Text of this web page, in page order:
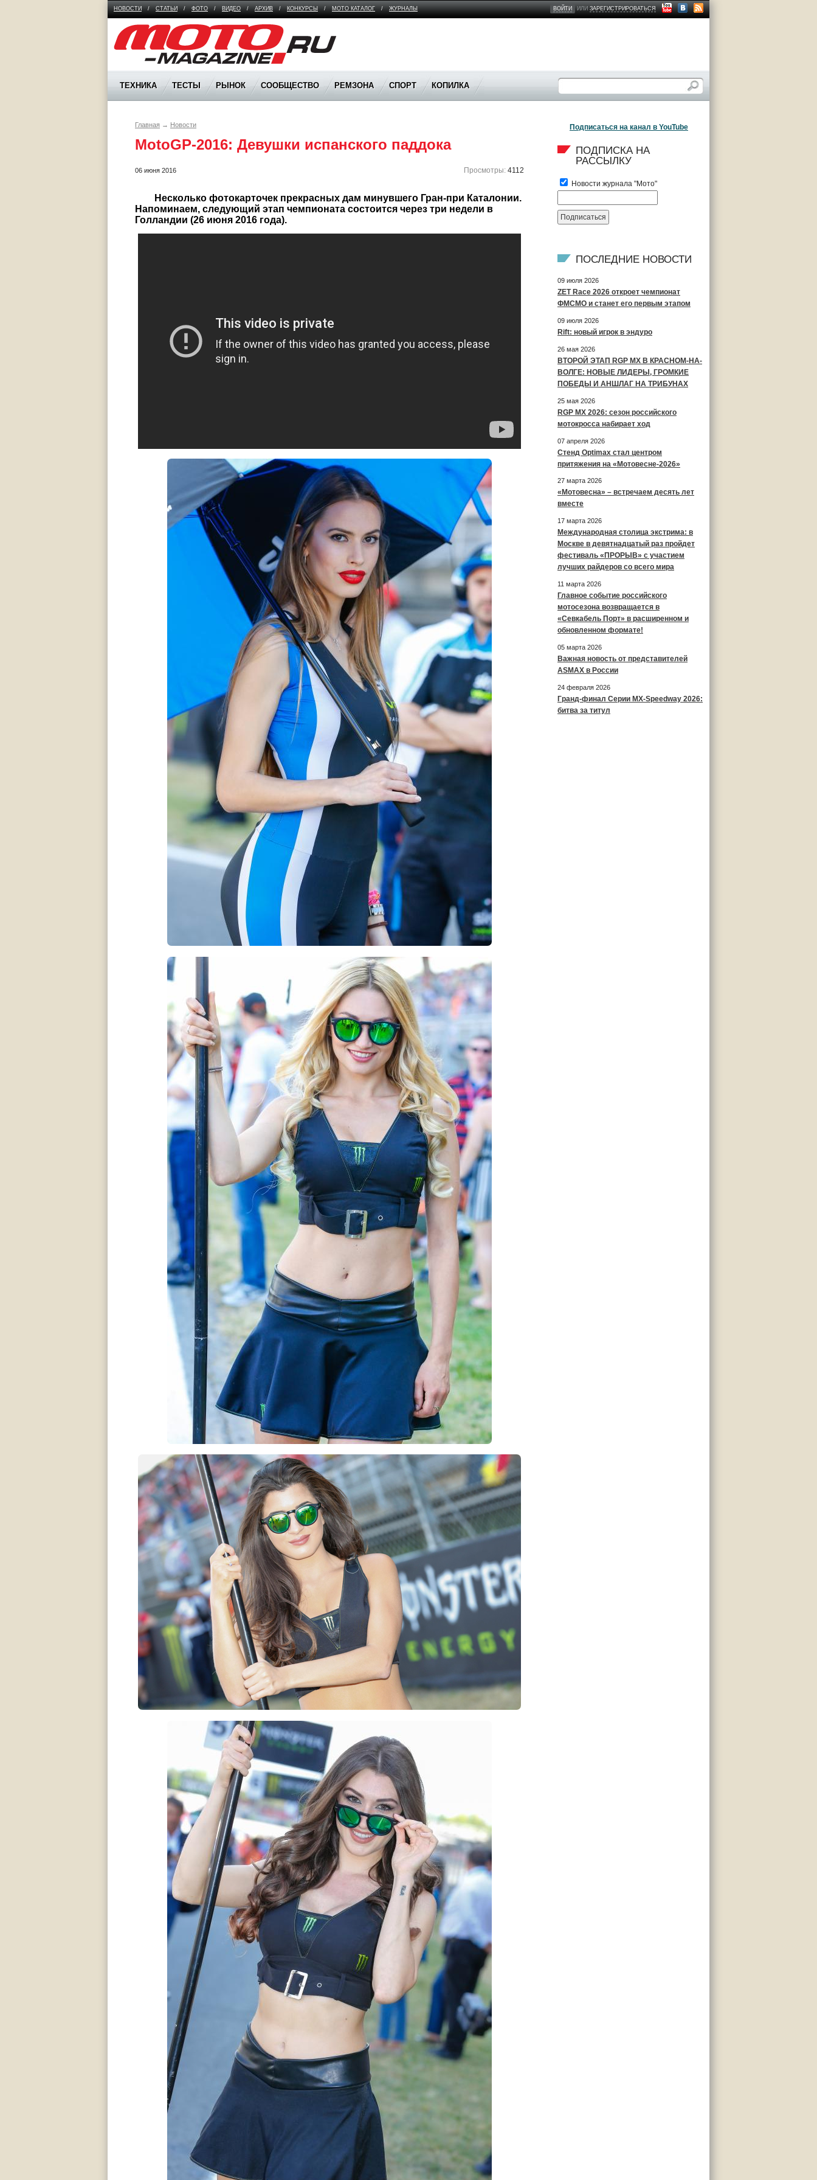
НОВОСТИ / СТАТЬИ / ФОТО / ВИДЕО / АРХИВ / КОНКУРСЫ / МОТО КАТАЛОГ / ЖУРНАЛЫ ВОЙТИ ИЛИЗАРЕГИСТРИРОВАТЬСЯ
Moto Magazine
ТЕХНИКА ТЕСТЫ РЫНОК СООБЩЕСТВО РЕМЗОНА СПОРТ КОПИЛКА
Главная → Новости
MotoGP-2016: Девушки испанского паддока
Просмотры: 4112
06 июня 2016
Напоминаем, следующий этап чемпионата состоится через три недели в
Подписаться на канал в YouTube
ПОДПИСКА НА
РАССЫЛКУ
Новости журнала "Мото"
ПОСЛЕДНИЕ НОВОСТИ
09 июля 2026
ZET Race 2026 откроет чемпионат
ФМСМО и станет его первым этапом
09 июля 2026
Rift: новый игрок в эндуро
26 мая 2026
ВТОРОЙ ЭТАП RGP MX В КРАСНОМ-НА-
ВОЛГЕ: НОВЫЕ ЛИДЕРЫ, ГРОМКИЕ
ПОБЕДЫ И АНШЛАГ НА ТРИБУНАХ
25 мая 2026
RGP MX 2026: сезон российского
мотокросса набирает ход
07 апреля 2026
Стенд Optimax стал центром
притяжения на «Мотовесне-2026»
27 марта 2026
«Мотовесна» – встречаем десять лет
вместе
17 марта 2026
Международная столица экстрима: в
Москве в девятнадцатый раз пройдет
фестиваль «ПРОРЫВ» с участием
лучших райдеров со всего мира
11 марта 2026
Главное событие российского
мотосезона возвращается в
«Севкабель Порт» в расширенном и
обновленном формате!
05 марта 2026
Важная новость от представителей
ASMAX в России
24 февраля 2026
Гранд-финал Серии MX-Speedway 2026:
битва за титул